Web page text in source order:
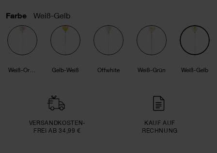
Farbe Weiß-Gelb
Gelb-Weiß Offwhite Weiß-Grün Weiß-Gelb
VERSAND­KOSTEN­
FREI AB 34,99 €
KAUF AUF
RECHNUNG